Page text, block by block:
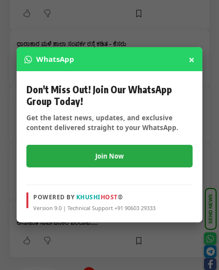
ಧಾರಾಕಾರ ಮಳೆ ಶಾಲಾ ಸಂಪರ್ಕ ರಸ್ತೆ ಕಡಿತ – ಕೆಸರು
ಗದ್ದೆಯಂತಾದ ರಸ್ತೆ ಗಳು ಶಿಕ್ಷಕರ ಮಕ್ಕಳ ಪರದಾಟ…..
ವರ್ಗಾವಣೆ ಗೆ ಹೋದ ಶಿಕ್ಷಕರ ಪರದಾಟ – ದೂರ ದೂರದಿಂದ
ಎದ್ದೋ ಬಿದ್ದು ಎನ್ನುತ್ತಾ ಹೋದವರ ಗೋಳು ಕೇಳೊರಿಲ್ಲ
25% ಖಾಲಿ ಹುದ್ದೆ ಒಂದು ಸತ್ಯ ಮತ್ತು ಮಿಥ್ಯ ಕಾರಣರಾರು –
ಶಿಕ್ಷಕರ ಪರದಾಟ ಸಂಘದ ನಾಯಕರಿಗೆ ಚಲ್ಲಾಟ…..
ಅನಾಹುತ ಸಾರ್ವಜನಿಕರ ಪರದಾಟ…..
SEND NEWS
WhatsApp ×
Don't Miss Out! Join Our WhatsApp
Group Today!
Get the latest news, updates, and exclusive
content delivered straight to your WhatsApp.
Join Now
POWERED BY KHUSHIHOST®
Version 9.0 | Technical Support +91 90603 29333